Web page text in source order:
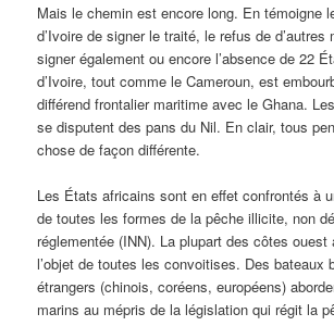
Mais le chemin est encore long. En témoigne
d’Ivoire de signer le traité, le refus de d’autres
signer également ou encore l’absence de 22
d’Ivoire, tout comme le Cameroun, est
différend frontalier maritime avec le Ghana.
se disputent des pans du Nil. En clair, tous
chose de façon différente.
Les États africains sont en effet confrontés à
de toutes les formes de la pêche illicite, non
réglementée (INN). La plupart des côtes
l’objet de toutes les convoitises. Des bateaux
étrangers (chinois, coréens, européens)
marins au mépris de la législation qui régit la